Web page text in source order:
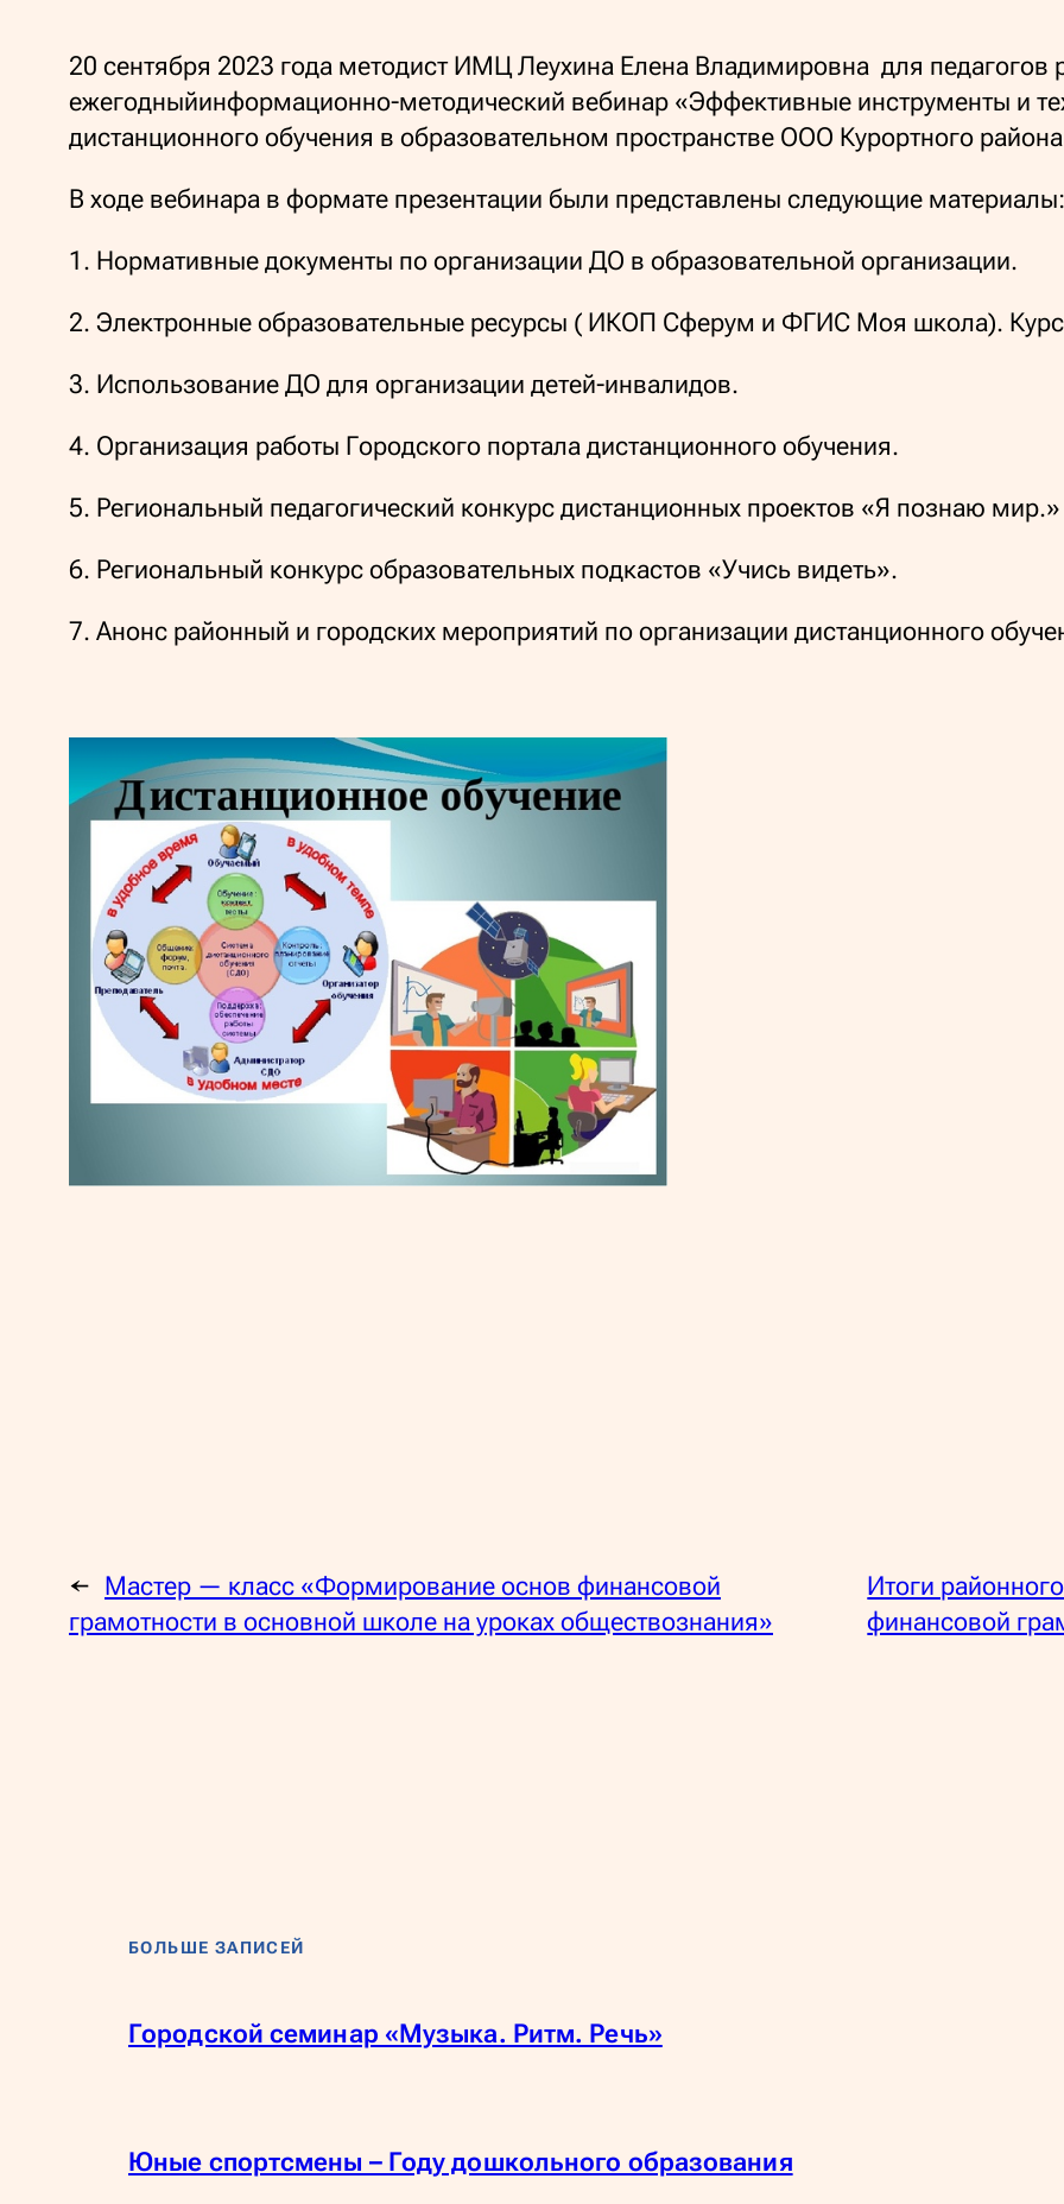
20 сентября 2023 года методист ИМЦ Леухина Елена Владимировна для педагогов
ежегодныйинформационно-методический вебинар «Эффективные инструменты и
дистанционного обучения в образовательном пространстве ООО Курортного
В ходе вебинара в формате презентации были представлены следующие материалы:
1. Нормативные документы по организации ДО в образовательной организации.
2. Электронные образовательные ресурсы ( ИКОП Сферум и ФГИС Моя школа).
3. Использование ДО для организации детей-инвалидов.
4. Организация работы Городского портала дистанционного обучения.
5. Региональный педагогический конкурс дистанционных проектов «Я познаю мир.»
6. Региональный конкурс образовательных подкастов «Учись видеть».
7. Анонс районный и городских мероприятий по организации дистанционного
← Мастер — класс «Формирование основ финансовой
грамотности в основной школе на уроках обществознания»
Итоги
финансовой
БОЛЬШЕ ЗАПИСЕЙ
Городской семинар «Музыка. Ритм. Речь»
Юные спортсмены – Году дошкольного образования